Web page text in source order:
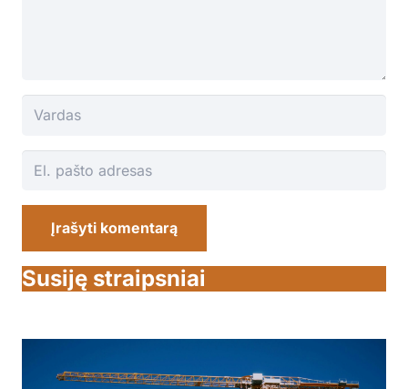
Įrašyti komentarą
Susiję straipsniai